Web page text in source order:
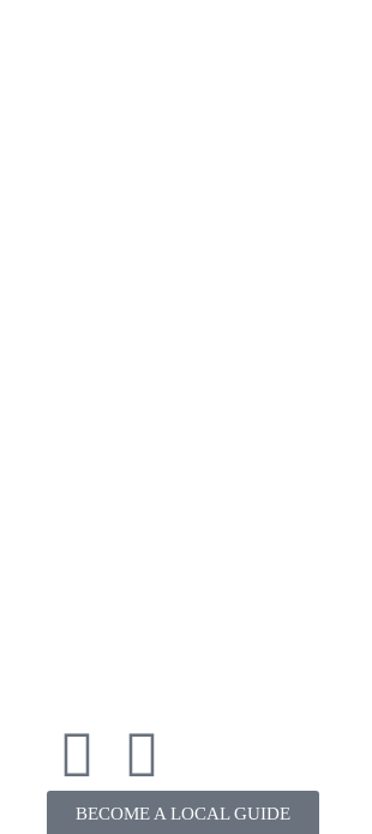
BECOME A LOCAL GUIDE